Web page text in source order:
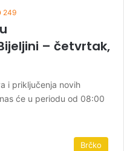
249
– četvrtak,
i priključenja novih
će u periodu od 08:00
Brčko